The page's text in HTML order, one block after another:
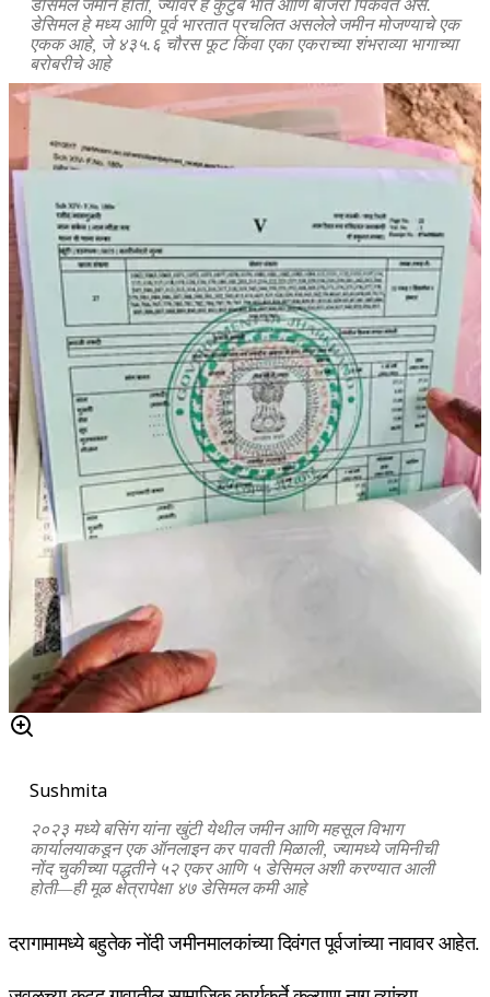
डेसिमल जमीन होती, ज्यावर हे कुटुंब भात आणि बाजरी पिकवत असे.
डेसिमल हे मध्य आणि पूर्व भारतात प्रचलित असलेले जमीन मोजण्याचे एक
एकक आहे, जे ४३५.६ चौरस फूट किंवा एका एकराच्या शंभराव्या भागाच्या
बरोबरीचे आहे
Sushmita
२०२३ मध्ये बसिंग यांना खुंटी येथील जमीन आणि महसूल विभाग
कार्यालयाकडून एक ऑनलाइन कर पावती मिळाली, ज्यामध्ये जमिनीची
नोंद चुकीच्या पद्धतीने ५२ एकर आणि ५ डेसिमल अशी करण्यात आली
होती—ही मूळ क्षेत्रापेक्षा ४७ डेसिमल कमी आहे
दरागामामध्ये बहुतेक नोंदी जमीनमालकांच्या दिवंगत पूर्वजांच्या नावावर आहेत.